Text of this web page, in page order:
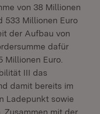
Fenster)
von 38 Millionen
533 Millionen Euro
Fenster)
der Aufbau von
dafür
Millionen Euro.
III das
Fenster)
damit bereits im
Ladepunkt sowie
Zusammen mit der